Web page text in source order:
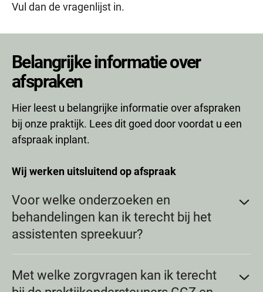
Vul dan de vragenlijst in.
Belangrijke informatie over
afspraken
Hier leest u belangrijke informatie over afspraken
bij onze praktijk. Lees dit goed door voordat u een
afspraak inplant.
Wij werken uitsluitend op afspraak
Voor welke onderzoeken en
behandelingen kan ik terecht bij het
assistenten spreekuur?
kunnen u helpen bij verschillende onderzoeken en
Met welke zorgvragen kan ik terecht